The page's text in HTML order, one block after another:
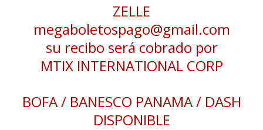
ZELLE
megaboletospago@gmail.com
su recibo será cobrado por
MTIX INTERNATIONAL CORP
BOFA / BANESCO PANAMA / DASH
DISPONIBLE